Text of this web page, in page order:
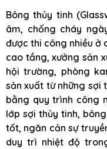
Bông thủy tinh
âm, chống cháy
được thi công nhiều ở
cao tầng, xưởng sản
hội trường, phòng
sản xuất từ những sợi
bằng quy trình công
lớp sợi thủy tinh,
tốt, ngăn cản sự
duy trì nhiệt độ